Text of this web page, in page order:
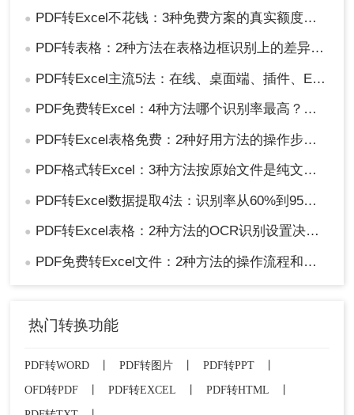
● PDF转Excel不花钱：3种免费方案的真实额度和识别效果！
● PDF转表格：2种方法在表格边框识别上的差异，复杂表格要特别注意！
● PDF转Excel主流5法：在线、桌面端、插件、Excel自带、截图识别各适合谁！
● PDF免费转Excel：4种方法哪个识别率最高？实测数据说话！
● PDF转Excel表格免费：2种好用方法的操作步骤和识别准确率！
● PDF格式转Excel：3种方法按原始文件是纯文本还是扫描件选择！
● PDF转Excel数据提取4法：识别率从60%到95%，差别在OCR设置！
● PDF转Excel表格：2种方法的OCR识别设置决定输出质量！
● PDF免费转Excel文件：2种方法的操作流程和常见识别错误修复！
热门转换功能
PDF转WORD PDF转图片 PDF转PPT
OFD转PDF
PDF转EXCEL PDF转HTML